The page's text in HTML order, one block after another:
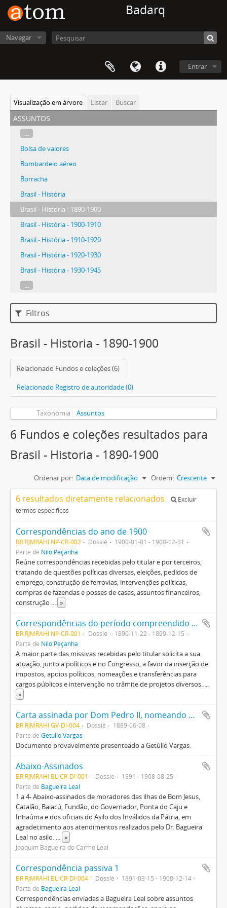
Badarq
Navegar
Entrar
Visualização em árvore Listar Buscar
assuntos
...
Bolsa de valores
Bombardeio aéreo
Borracha
Brasil - História
Brasil - Historia - 1890-1900
Brasil - História - 1900-1910
Brasil - História - 1910-1920
Brasil - História - 1920-1930
Brasil - História - 1930-1945
...
Filtros
Brasil - Historia - 1890-1900
Relacionado Fundos e coleções (6)
Relacionado Registro de autoridade (0)
Taxonomia Assuntos
6 Fundos e coleções resultados para
Brasil - Historia - 1890-1900
Ordenar por: Data de modificação Ordem: Crescente
6 resultados diretamente relacionados
Excluir
termos específicos
Correspondências do ano de 1900
BR RJMRAHI NP-CR-002 Dossiê
1900-01-01 - 1900-12-31
Parte de Nilo Peçanha
Reúne correspondências recebidas pelo titular e por terceiros,
tratando de questões políticas diversas, eleições, pedidos de
emprego, construção de ferrovias, intervenções políticas,
compras de fazendas e posses de casas, assuntos financeiros,
construção ... »
Correspondências do período compreendido entre os anos 1890 e 1899
BR RJMRAHI NP-CR-001 Dossiê
1890-11-22 - 1899-12-15
Parte de Nilo Peçanha
A maior parte das missivas recebidas pelo titular solicita a sua
atuação, junto a políticos e no Congresso, a favor da inserção de
impostos, apoios políticos, nomeações e transferências para
cargos públicos e intervenção no trâmite de projetos diversos. ...
»
Carta assinada por Dom Pedro II, nomeando o Brigadeiro José Vieira Couto de Magalhães para Presidente da Província de São Paulo
BR RJMRAHI GV-DI-004 Dossiê
1889-06-08
Parte de Getúlio Vargas
Documento provavelmente presenteado a Getúlio Vargas.
Abaixo-Assinados
BR RJMRAHI BL-CR-DI-001 Dossiê
1891 - 1908-08-25
Parte de Bagueira Leal
1 a 4- Abaixo-assinados de moradores das ilhas de Bom Jesus,
Catalão, Baiacú, Fundão, do Governador, Ponta do Caju e
Inhaúma e dos oficiais do Asilo dos Inválidos da Pátria, em
agradecimento aos atendimentos realizados pelo Dr. Bagueira
Leal no asilo. ... »
Joaquim Bagueira do Carmo Leal
Correspondência passiva 1
BR RJMRAHI BL-CR-DI-004 Dossiê
1891-03-15 - 1908-12-14
Parte de Bagueira Leal
Correspondências enviadas a Bagueira Leal sobre assuntos